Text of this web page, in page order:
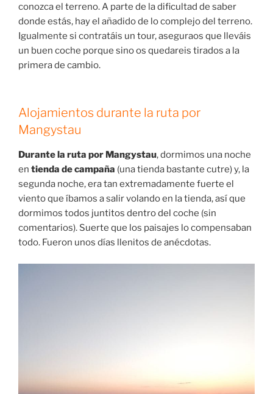
conozca el terreno. A parte de la dificultad de saber
donde estás, hay el añadido de lo complejo del terreno.
Igualmente si contratáis un tour, aseguraos que lleváis
un buen coche porque sino os quedareis tirados a la
primera de cambio.
Alojamientos durante la ruta por
Mangystau
Durante la ruta por Mangystau, dormimos una noche
en tienda de campaña (una tienda bastante cutre) y, la
segunda noche, era tan extremadamente fuerte el
viento que íbamos a salir volando en la tienda, así que
dormimos todos juntitos dentro del coche (sin
comentarios). Suerte que los paisajes lo compensaban
todo. Fueron unos días llenitos de anécdotas.